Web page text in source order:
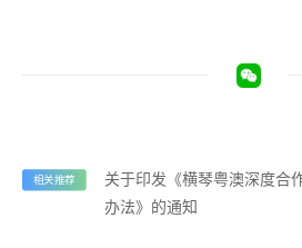
相关推荐
关于印发《横琴粤澳深度合
办法》的通知